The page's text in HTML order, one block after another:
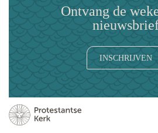
Ontvang de
INSCHRIJVEN